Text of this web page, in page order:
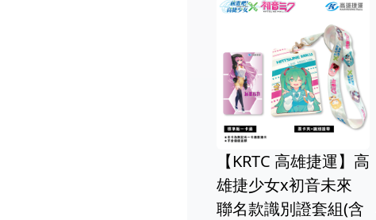
【KRTC 高雄捷運】高
雄捷少女x初音未來
聯名款識別證套組(含